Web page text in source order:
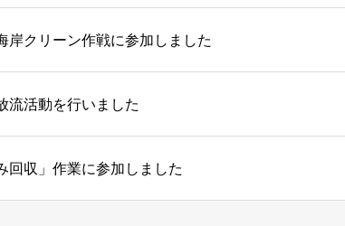
岸クリーン作戦に参加しました
流活動を行いました
回収」作業に参加しました